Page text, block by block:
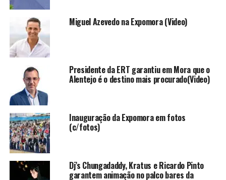
Miguel Azevedo na Expomora (Video)
Presidente da ERT garantiu em Mora que o
Alentejo é o destino mais procurado(Video)
Inauguração da Expomora em fotos
(c/fotos)
Dj’s Chungadaddy, Kratus e Ricardo Pinto
garantem animação no palco bares da